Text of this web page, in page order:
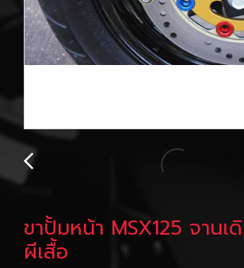
ขาปั้มหน้า MSX125 จานเ
ผีเสื้อ